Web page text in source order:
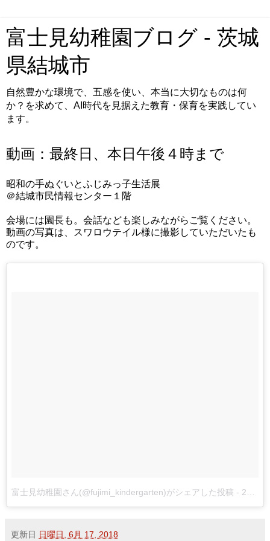
富士見幼稚園ブログ - 茨城
県結城市
自然豊かな環境で、五感を使い、本当に大切なものは何
か？を求めて、AI時代を見据えた教育・保育を実践してい
ます。
動画：最終日、本日午後４時まで
昭和の手ぬぐいとふじみっ子生活展
＠結城市民情報センター１階
会場には園長も。会話なども楽しみながらご覧ください。
動画の写真は、スワロウテイル様に撮影していただいたも
のです。
富士見幼稚園さん(@fujimi_kindergarten)がシェアした投稿 - 2018年 6月月16日午後4時36分PDT
更新日 日曜日, 6月 17, 2018